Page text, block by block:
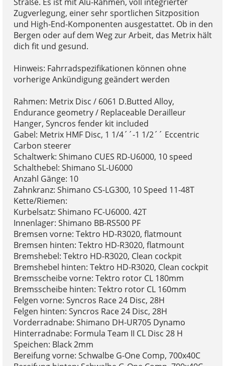
Zugverlegung, einer sehr sportlichen Sitzposition
und High-End-Komponenten ausgestattet. Ob in den
Bergen oder auf dem Weg zur Arbeit, das Metrix hält
dich fit und gesund.
Hinweis: Fahrradspezifikationen können ohne
vorherige Ankündigung geändert werden
Rahmen: Metrix Disc / 6061 D.Butted Alloy,
Endurance geometry / Replaceable Derailleur
Hanger, Syncros fender kit included
Gabel: Metrix HMF Disc, 1 1/4´´-1 1/2´´ Eccentric
Carbon steerer
Schaltwerk: Shimano CUES RD-U6000, 10 speed
Schalthebel: Shimano SL-U6000
Anzahl Gänge: 10
Zahnkranz: Shimano CS-LG300, 10 Speed 11-48T
Kette/Riemen:
Kurbelsatz: Shimano FC-U6000. 42T
Innenlager: Shimano BB-RS500 PF
Bremsen vorne: Tektro HD-R3020, flatmount
Bremsen hinten: Tektro HD-R3020, flatmount
Bremshebel: Tektro HD-R3020, Clean cockpit
Bremshebel hinten: Tektro HD-R3020, Clean cockpit
Bremsscheibe vorne: Tektro rotor CL 180mm
Bremsscheibe hinten: Tektro rotor CL 160mm
Felgen vorne: Syncros Race 24 Disc, 28H
Felgen hinten: Syncros Race 24 Disc, 28H
Vorderradnabe: Shimano DH-UR705 Dynamo
Hinterradnabe: Formula Team II CL Disc 28 H
Speichen: Black 2mm
Bereifung vorne: Schwalbe G-One Comp, 700x40C